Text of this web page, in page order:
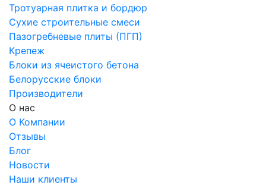
Тротуарная плитка и бордюр
Сухие строительные смеси
Пазогребневые плиты (ПГП)
Крепеж
Блоки из ячеистого бетона
Белорусские блоки
Производители
О нас
О Компании
Отзывы
Блог
Новости
Наши клиенты